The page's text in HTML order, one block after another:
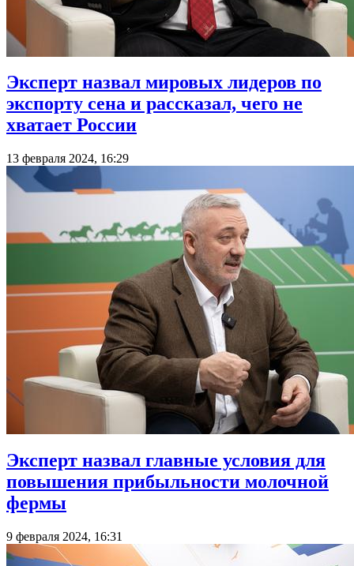
Эксперт назвал мировых лидеров по
экспорту сена и рассказал, чего не
хватает России
13 февраля 2024, 16:29
Эксперт назвал главные условия для
повышения прибыльности молочной
фермы
9 февраля 2024, 16:31